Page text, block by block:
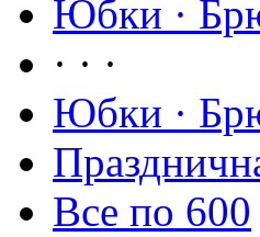
Юбки ·
· · ·
Юбки ·
Все по 600